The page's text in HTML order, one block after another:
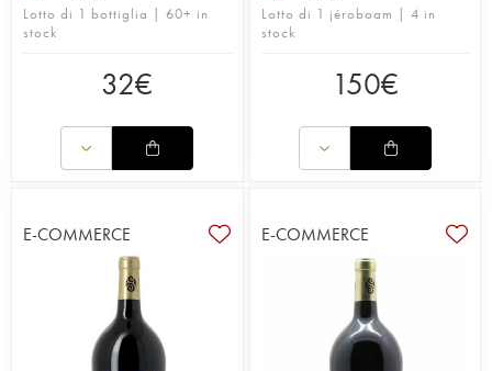
Lotto di 1 bottiglia | 60+ in
stock
32€
Lotto di 1 jéroboam | 4 in
stock
150€
E-COMMERCE E-COMMERCE